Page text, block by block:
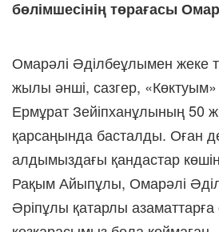
бөлімшесінің төрағасы
Омарәлі Әділбеұлымен жеке
жылы әнші, сазгер, «Көктуым»
Ермұрат Зейіпханұлының 50
қарсаңында басталды. Оған
алдымыздағы қандастар
Рақым Айыпұлы, Омарәлі
Әріпұлы қатарлы